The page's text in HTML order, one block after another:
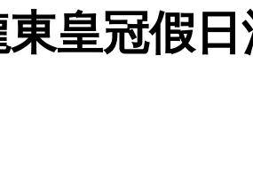
皇冠假